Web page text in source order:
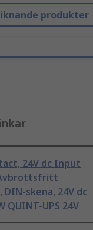
produkter
24V dc Input
Avbrottsfritt
skena, 24V dc
QUINT-UPS 24V